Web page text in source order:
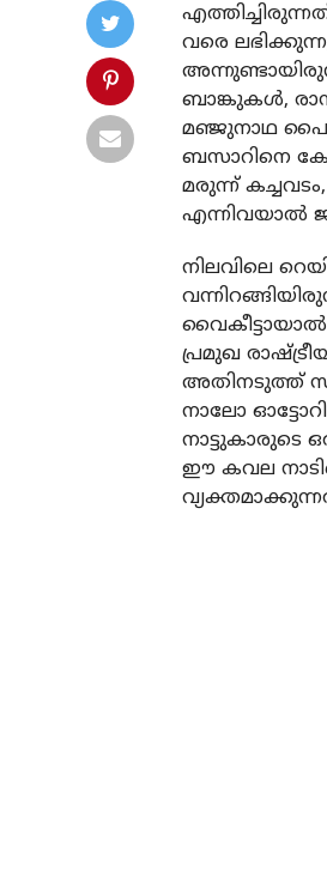
വരെ
ബാങ്കുകള്‍,
മഞ്ജുനാഥ
ബസാറിനെ
മരുന്ന്
എന്നിവയാല്‍
നിലവിലെ
പ്രമുഖ
അതിനടുത്ത്
നാലോ
നാട്ടുകാരുടെ
ഈ കവല